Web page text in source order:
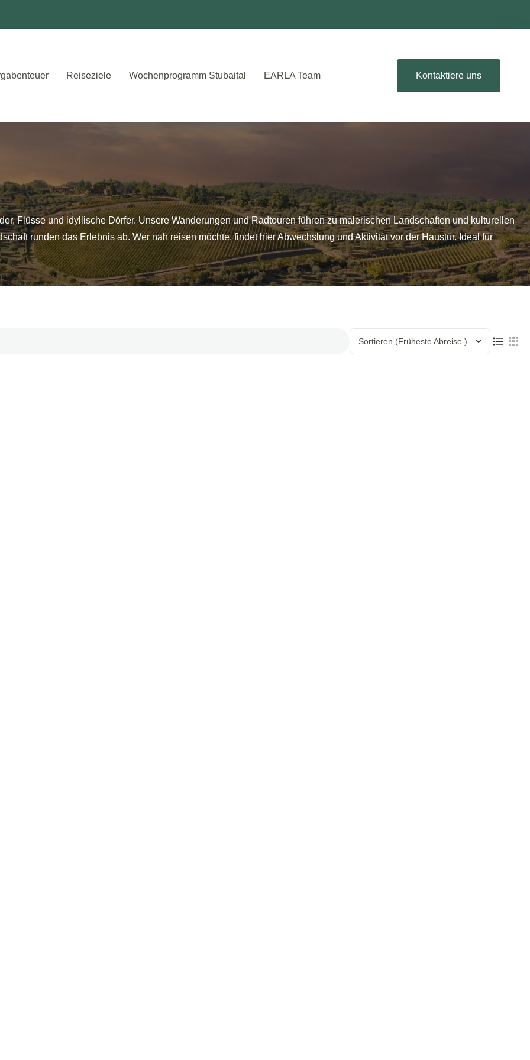
Reiseziele Wochenprogramm Stubaital EARLA Team Kontaktiere uns
Flüsse und idyllische Dörfer. Unsere Wanderungen und Radtouren führen zu malerischen Landschaften und kulturellen
runden das Erlebnis ab. Wer nah reisen möchte, findet hier Abwechslung und Aktivität vor der Haustür. Ideal für
Sortieren (Früheste Abreise )